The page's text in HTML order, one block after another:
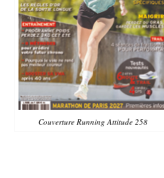
Couverture Running Attitude 258